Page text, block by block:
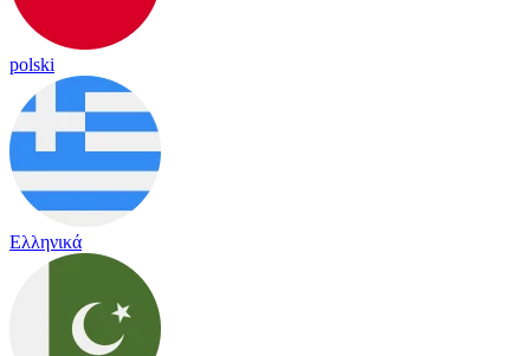
polski
Ελληνικά